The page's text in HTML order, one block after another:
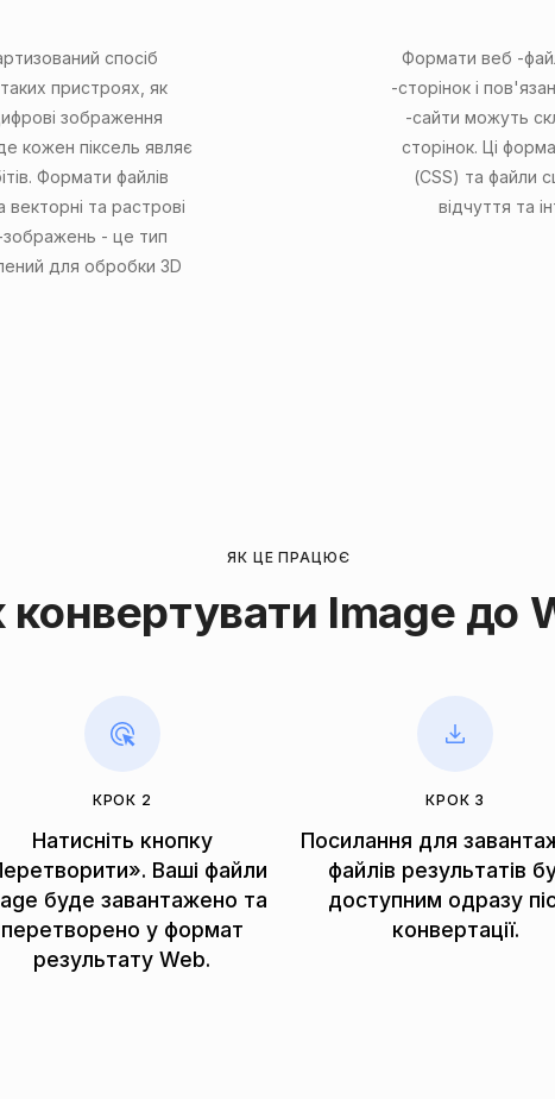
спосіб
пристроях, як
зображення
кожен піксель являє
Формати файлів
та растрові
зображень - це тип
для обробки 3D
Формати веб -
-сторінок і
-сайти можуть
сторінок. Ці
(CSS) та файли
відчуття та
ЯК ЦЕ ПРАЦЮЄ
конвертувати Image до
КРОК 2
Натисніть кнопку
Ваші файли
буде завантажено та
перетворено у формат
результату Web.
КРОК 3
Посилання для
файлів результатів
доступним одразу
конвертації.